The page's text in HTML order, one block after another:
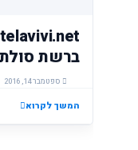
ברשת
ספטמבר 14, 2016
המשך לקרוא